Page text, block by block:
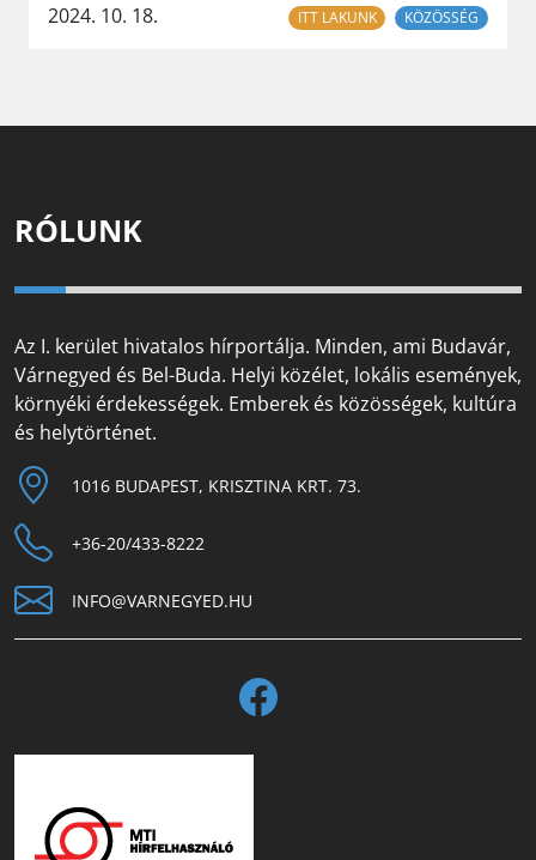
2024. 10. 18. ITT LAKUNK KÖZÖSSÉG
RÓLUNK
Az I. kerület hivatalos hírportálja. Minden, ami Budavár,
Várnegyed és Bel-Buda. Helyi közélet, lokális események,
környéki érdekességek. Emberek és közösségek, kultúra
és helytörténet.
1016 BUDAPEST, KRISZTINA KRT. 73.
+36-20/433-8222
INFO@VARNEGYED.HU